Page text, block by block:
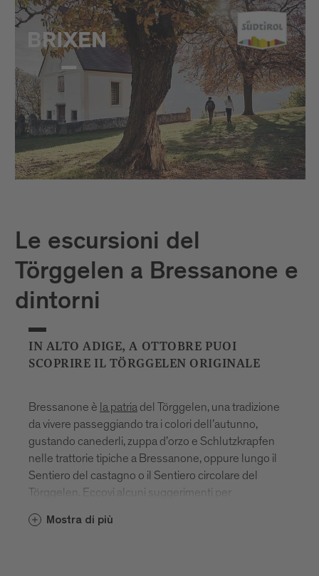
Le escursioni del
Törggelen a Bressanone e
dintorni
IN ALTO ADIGE, A OTTOBRE PUOI
SCOPRIRE IL TÖRGGELEN ORIGINALE
Bressanone è la patria del Törggelen, una tradizione
da vivere passeggiando tra i colori dell’autunno,
gustando canederli, zuppa d’orzo e Schlutzkrapfen
nelle trattorie tipiche a Bressanone, oppure lungo il
Sentiero del castagno o il Sentiero circolare del
Törggelen. Eccovi alcuni suggerimenti per
Mostra di più